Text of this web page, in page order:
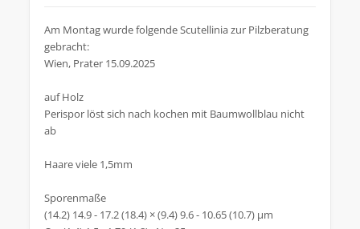
Am Montag wurde folgende Scutellinia zur Pilzberatung
gebracht:
Wien, Prater 15.09.2025
auf Holz
Perispor löst sich nach kochen mit Baumwollblau nicht
ab
Haare viele 1,5mm
Sporenmaße
(14.2) 14.9 - 17.2 (18.4) × (9.4) 9.6 - 10.65 (10.7) µm